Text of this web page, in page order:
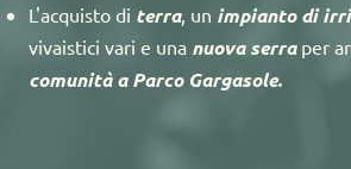
L'acquisto di terra, un impianto di
vivaistici vari e una nuova serra per
comunità a Parco Gargasole.